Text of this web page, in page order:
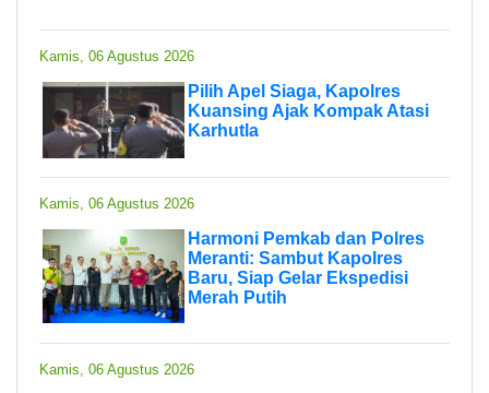
Kamis, 06 Agustus 2026
Pilih Apel Siaga, Kapolres
Kuansing Ajak Kompak Atasi
Karhutla
Kamis, 06 Agustus 2026
Harmoni Pemkab dan Polres
Meranti: Sambut Kapolres
Baru, Siap Gelar Ekspedisi
Merah Putih
Kamis, 06 Agustus 2026